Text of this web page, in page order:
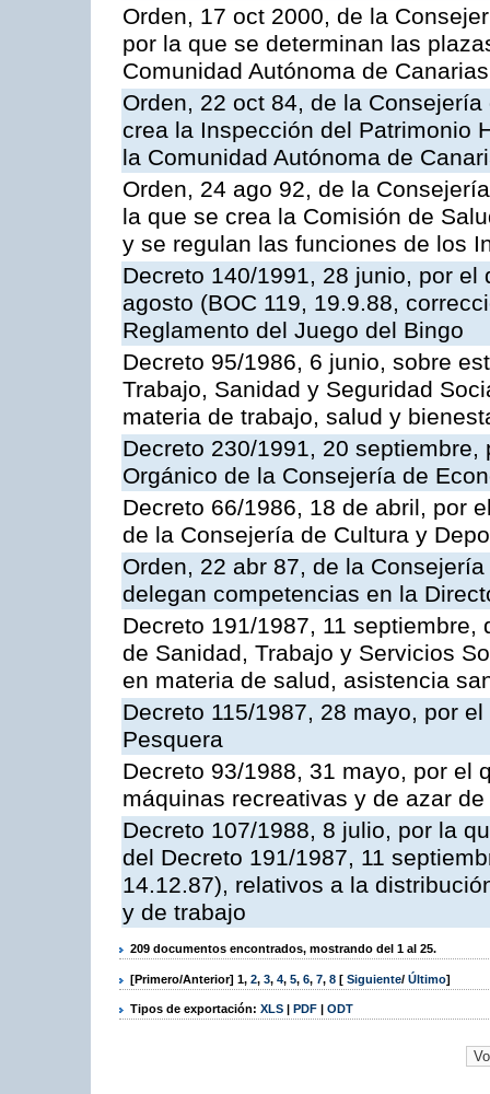
Orden, 17 oct 2000, de la
por la que se determinan las
Comunidad Autónoma de Canarias
Orden, 22 oct 84, de la
crea la Inspección del Patrimonio
la Comunidad Autónoma de
Orden, 24 ago 92, de la
la que se crea la Comisión de
y se regulan las funciones de los
Decreto 140/1991, 28 junio, por
agosto (BOC 119, 19.9.88,
Reglamento del Juego del Bingo
Decreto 95/1986, 6 junio, sobre
Trabajo, Sanidad y Seguridad
materia de trabajo, salud y
Decreto 230/1991, 20
Orgánico de la Consejería de
Decreto 66/1986, 18 de abril, por
de la Consejería de Cultura y
Orden, 22 abr 87, de la
delegan competencias en la
Decreto 191/1987, 11
de Sanidad, Trabajo y Servicios
en materia de salud, asistencia
Decreto 115/1987, 28 mayo, por
Pesquera
Decreto 93/1988, 31 mayo, por el
máquinas recreativas y de azar
Decreto 107/1988, 8 julio, por la
del Decreto 191/1987, 11
14.12.87), relativos a la
y de trabajo
209 documentos encontrados, mostrando del 1 al 25.
[Primero/Anterior] 1, 2, 3, 4, 5, 6, 7, 8 [ Siguiente/ Último]
Tipos de exportación: XLS | PDF | ODT